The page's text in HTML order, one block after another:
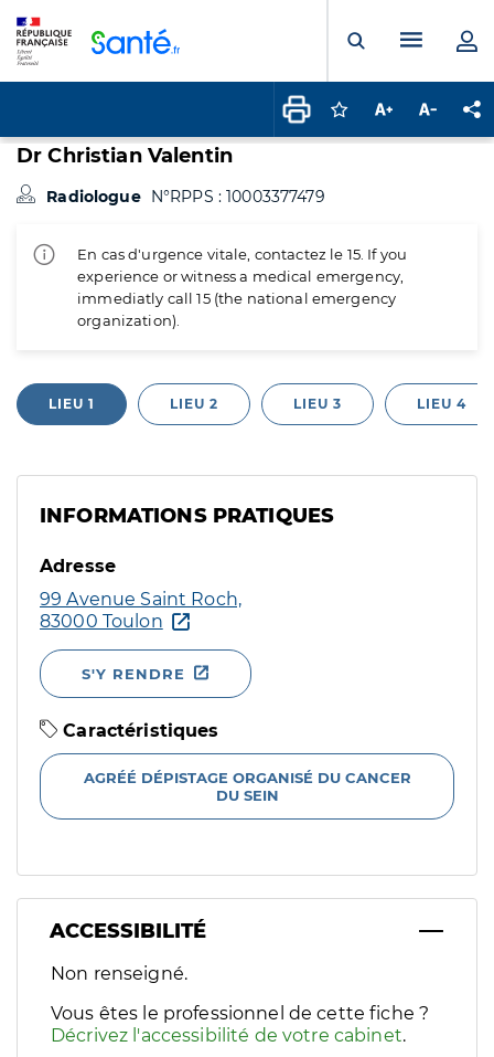
Ouvrir laMenu
Connectez-vous
Augmenter la
Dr Christian Valentin
Radiologue N°RPPS : 10003377479
En cas d'urgence vitale, contactez le 15. If you
experience or witness a medical emergency,
immediatly call 15 (the national emergency
organization).
LIEU 1 LIEU 2 LIEU 3 LIEU 4
INFORMATIONS PRATIQUES
Adresse
99 Avenue Saint Roch,
83000 Toulon
S'Y RENDRE
Caractéristiques
AGRÉÉ DÉPISTAGE ORGANISÉ DU CANCER
DU SEIN
ACCESSIBILITÉ
Filtres
Sélectionnez un ou plusieurs handicaps/besoins
Non renseigné.
Vous êtes le professionnel de cette fiche ?
Décrivez l'accessibilité de votre cabinet.